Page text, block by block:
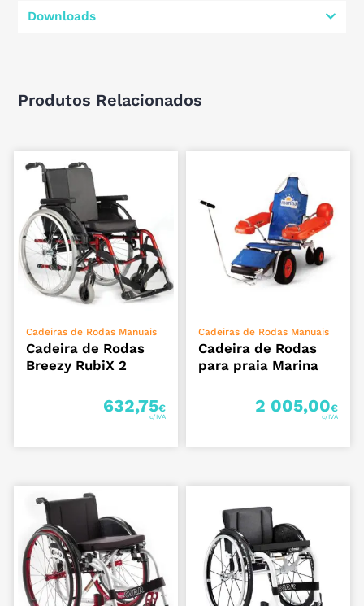
Downloads
Produtos Relacionados
ADICIONAR
Cadeiras de Rodas Manuais
Cadeira de Rodas
Breezy RubiX 2
632,75€
ADICIONAR
Cadeiras de Rodas Manuais
Cadeira de Rodas
para praia Marina
2 005,00€